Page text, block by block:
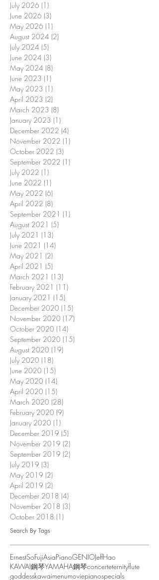
July 2026 (1)
June 2026 (3)
May 2026 (1)
August 2024 (2)
July 2024 (5)
June 2024 (3)
May 2024 (8)
June 2023 (1)
May 2023 (1)
April 2023 (2)
March 2023 (8)
January 2023 (1)
December 2022 (4)
November 2022 (1)
October 2022 (3)
September 2022 (1)
July 2022 (1)
June 2022 (1)
May 2022 (6)
April 2022 (8)
September 2021 (1)
August 2021 (5)
July 2021 (13)
June 2021 (14)
May 2021 (2)
April 2021 (5)
March 2021 (13)
February 2021 (11)
January 2021 (15)
December 2020 (15)
November 2020 (17)
October 2020 (14)
September 2020 (15)
August 2020 (19)
July 2020 (18)
June 2020 (15)
May 2020 (14)
April 2020 (15)
March 2020 (28)
February 2020 (9)
January 2020 (1)
December 2019 (5)
November 2019 (2)
September 2019 (2)
July 2019 (3)
May 2019 (2)
April 2019 (2)
December 2018 (4)
November 2018 (3)
October 2018 (1)
Search By Tags
ErnestSoFujiAsiaPianoGENIOJeffHao
KAWAI鋼琴YAMAHA鋼琴concerteternityflute
goddesskawaimenumoviepianospecials